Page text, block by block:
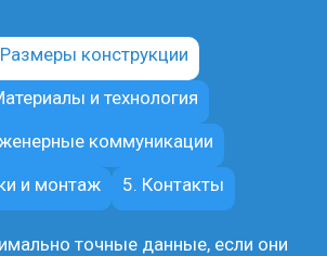
конструкции
и технология
коммуникации
и монтаж
5. Контакты
точные данные, если они